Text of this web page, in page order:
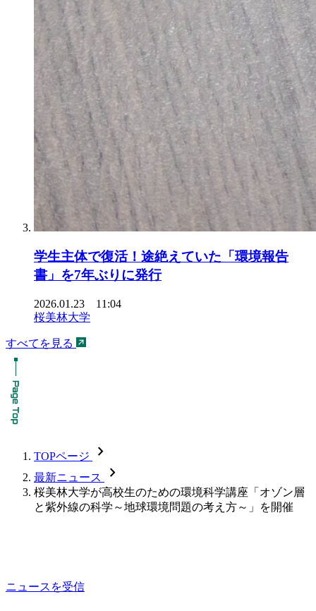
学生主体で復活！途絶えていた「環境報告
書」を7年ぶりに発行
2026.01.23 11:04
桜美林大学
すべてを見る
TOPページ chevron_forward
最新ニュース chevron_forward
桜美林大学が高校生のための環境科学講座「オゾン層
と紫外線の科学～地球環境問題の考え方～」を開催
ニュースを受信